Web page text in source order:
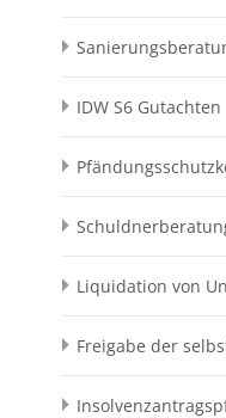
IDW S6 Gutachten
Liquidation von
Freigabe der